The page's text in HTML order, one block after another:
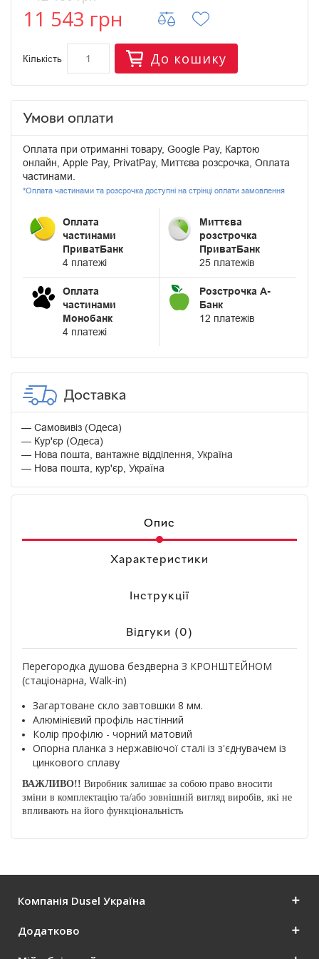
11 543 грн
Кількість До кошику
Умови оплати
Оплата при отриманні товару, Google Pay, Картою
онлайн, Apple Pay, PrivatPay, Миттєва розсрочка, Оплата
частинами.
*Оплата частинами та розсрочка доступні на стрінці оплати замовлення
Оплата
частинами
ПриватБанк
4 платежі
Миттєва
розстрочка
ПриватБанк
25 платежів
Оплата
частинами
Монобанк
4 платежі
Розстрочка А-
Банк
12 платежів
Доставка
Самовивіз (Одеса)
Кур'єр (Одеса)
Нова пошта, вантажне відділення, Україна
Нова пошта, кур'єр, Україна
Опис
Характеристики
Інструкції
Відгуки (0)
Перегородка душова бездверна З КРОНШТЕЙНОМ
(стаціонарна, Walk-in)
Загартоване скло завтовшки 8 мм.
Алюмінієвий профіль настінний
Колір профілю - чорний матовий
Опорна планка з нержавіючої сталі із з'єднувачем із
цинкового сплаву
ВАЖЛИВО!! Виробник залишає за собою право вносити
зміни в комплектацію та/або зовнішній вигляд виробів, які не
впливають на його функціональність
Компанія Dusel Україна
Додатково